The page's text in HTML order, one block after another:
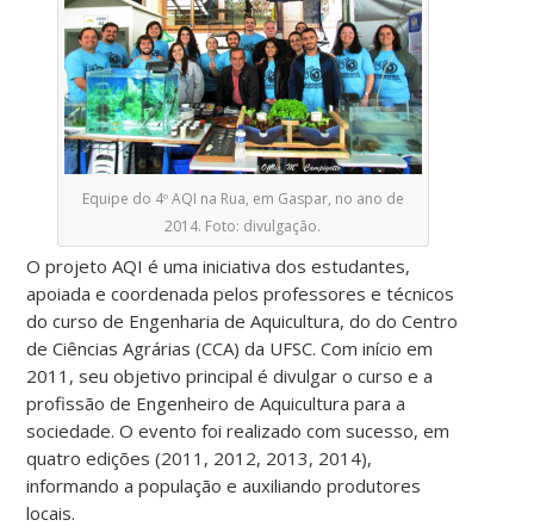
Equipe do 4º AQI na Rua, em Gaspar, no ano de
2014. Foto: divulgação.
O projeto AQI é uma iniciativa dos estudantes,
apoiada e coordenada pelos professores e técnicos
do curso de Engenharia de Aquicultura, do do Centro
de Ciências Agrárias (CCA) da UFSC. Com início em
2011, seu objetivo principal é divulgar o curso e a
profissão de Engenheiro de Aquicultura para a
sociedade. O evento foi realizado com sucesso, em
quatro edições (2011, 2012, 2013, 2014),
informando a população e auxiliando produtores
locais.